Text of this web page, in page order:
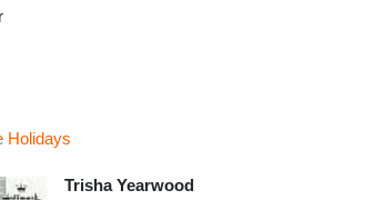
Holidays
Trisha Yearwood